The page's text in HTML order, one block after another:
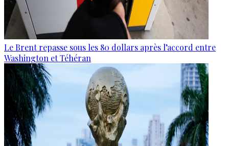
Le Brent repasse sous les 80 dollars après l’accord entre
Washington et Téhéran